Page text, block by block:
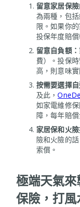
留意家居保
為兩種，包
限。如果你
投保年度賠
留意自負額：
費）。投保
高，則意味
按需要選擇自
及此，
如家電維修
障，每年賠
家居保和火
險和火險的
索償。
極端天氣
保險，打